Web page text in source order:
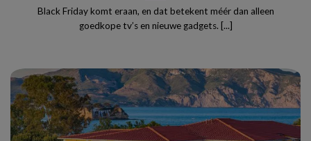
Black Friday komt eraan, en dat betekent méér dan alleen
goedkope tv’s en nieuwe gadgets. [...]